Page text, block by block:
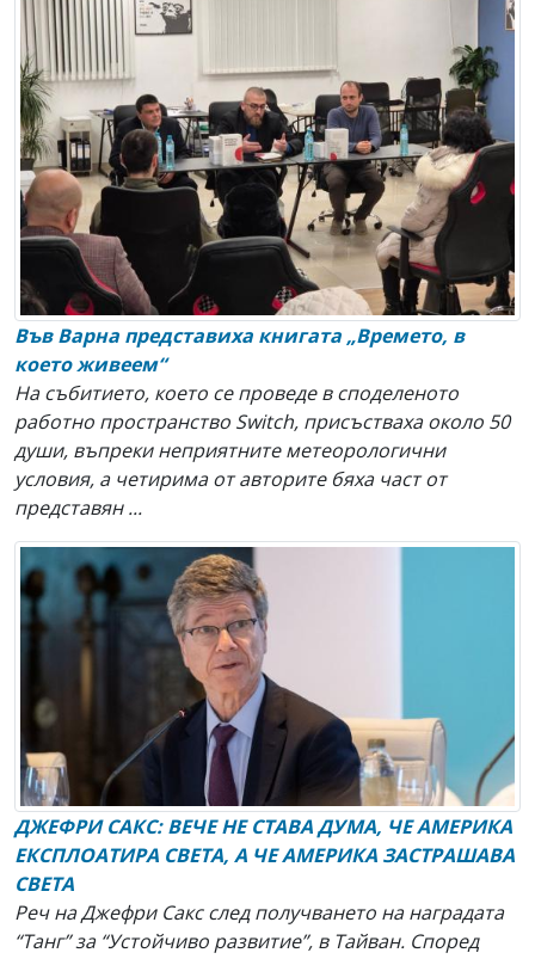
Във Варна представиха книгата „Времето, в
което живеем“
На събитието, което се проведе в споделеното
работно пространство Switch, присъстваха около 50
души, въпреки неприятните метеорологични
условия, а четирима от авторите бяха част от
представян ...
ДЖЕФРИ САКС: ВЕЧЕ НЕ СТАВА ДУМА, ЧЕ АМЕРИКА
ЕКСПЛОАТИРА СВЕТА, А ЧЕ АМЕРИКА ЗАСТРАШАВА
СВЕТА
Реч на Джефри Сакс след получването на наградата
“Танг” за “Устойчиво развитие”, в Тайван. Според